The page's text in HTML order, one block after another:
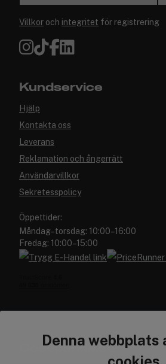
Denna webbplats
Villkor och integritet för registrering
Kundservice
Hjälp
Kontakta oss
Leverans
Reklamation och ångerrätt
Användarvillkor
Sekretesspolicy
Öppettider:
Måndag–torsdag: 10:00–16:00
Fredag: 10:00–15:00
Cocopanda.se